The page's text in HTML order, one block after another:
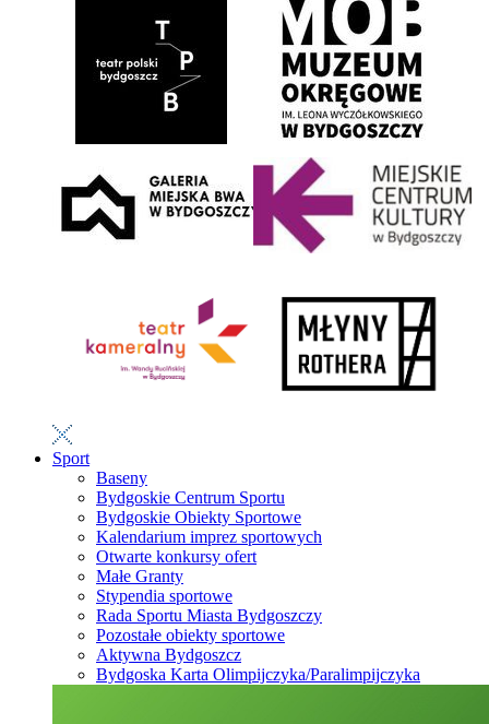
Sport
Baseny
Bydgoskie Centrum Sportu
Bydgoskie Obiekty Sportowe
Kalendarium imprez sportowych
Otwarte konkursy ofert
Małe Granty
Stypendia sportowe
Rada Sportu Miasta Bydgoszczy
Pozostałe obiekty sportowe
Aktywna Bydgoszcz
Bydgoska Karta Olimpijczyka/Paralimpijczyka